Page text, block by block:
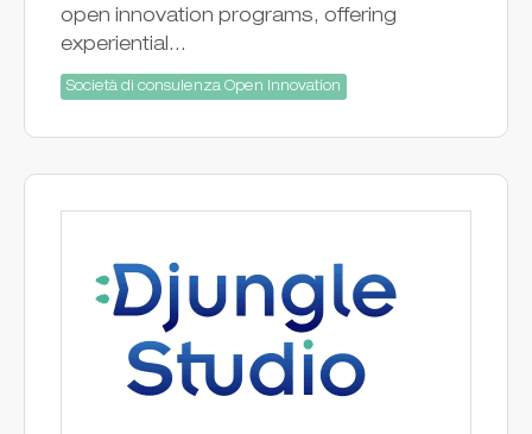
open innovation programs, offering
experiential...
Società di consulenza Open Innovation